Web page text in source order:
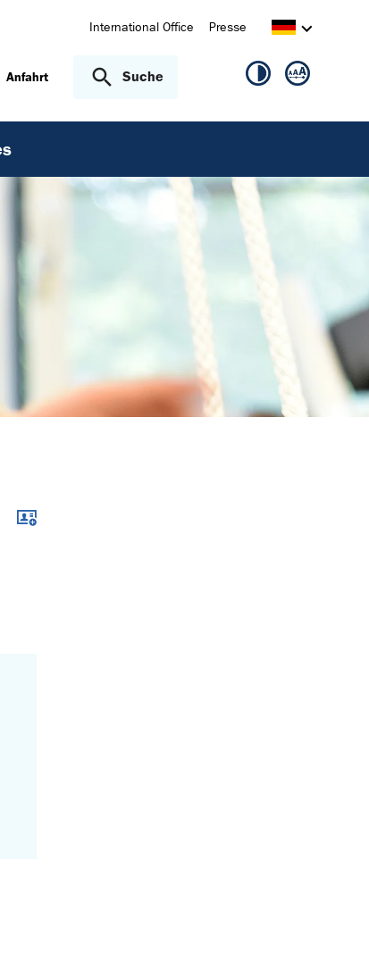
International Office Presse
Anfahrt Suche
Download im .vcf-Format